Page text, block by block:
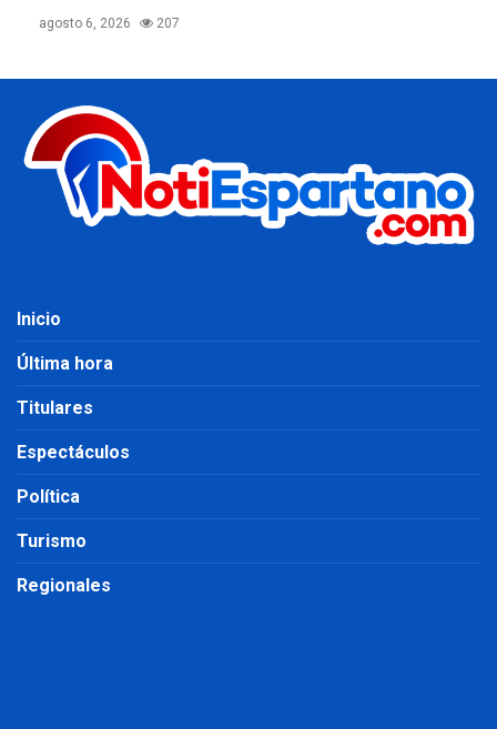
agosto 6, 2026 207
Inicio
Última hora
Titulares
Espectáculos
Política
Turismo
Regionales